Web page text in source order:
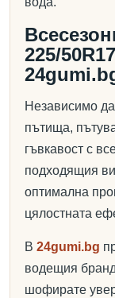
225/
Независимо
пътища,
гъвкавост с
подходящия
оптимална
цялостната
В 24gumi.bg
водещия бранд
шофирате